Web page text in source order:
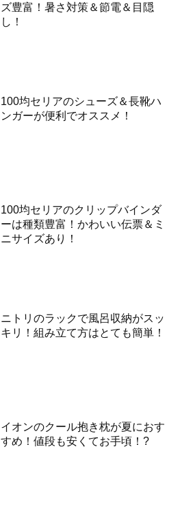
ズ豊富！暑さ対策＆節電＆目隠
し！
100均セリアのシューズ＆長靴ハ
ンガーが便利でオススメ！
100均セリアのクリップバインダ
ーは種類豊富！かわいい伝票＆ミ
ニサイズあり！
ニトリのラックで風呂収納がスッ
キリ！組み立て方はとても簡単！
イオンのクール抱き枕が夏におす
すめ！値段も安くてお手頃！?